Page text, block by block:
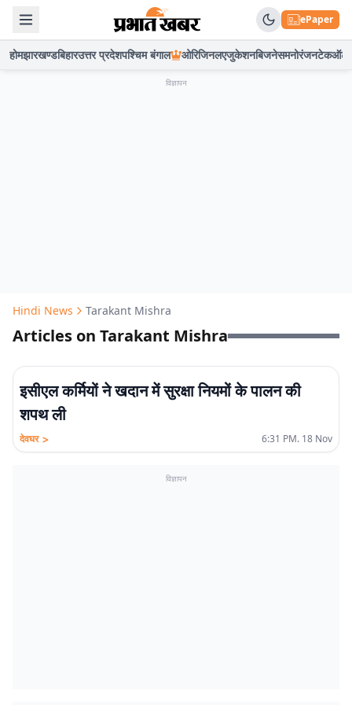
ePaper
होमझारखण्डबिहारउत्तर प्रदेशपश्चिम बंगाल ओरिजिनलएजुकेशनबिजनेसमनोरंजनटेकऑटो
विज्ञापन
Hindi News Tarakant Mishra
Articles on Tarakant Mishra
इसीएल कर्मियों ने खदान में सुरक्षा नियमों के पालन की
शपथ ली
देवघर > 6:31 PM. 18 Nov
विज्ञापन